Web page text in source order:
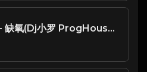
许佳豪(烟) - 缺氧(Dj小罗 ProgHouse Rmx 2024 无心睡眠鼓)